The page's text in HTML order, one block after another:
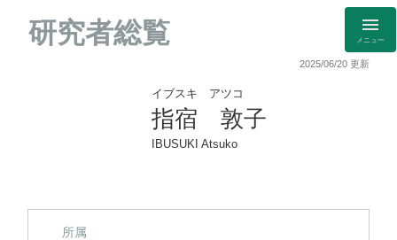
研究者総覧 メニュー
2025/06/20 更新
イブスキ アツコ
指宿 敦子
IBUSUKI Atsuko
所属